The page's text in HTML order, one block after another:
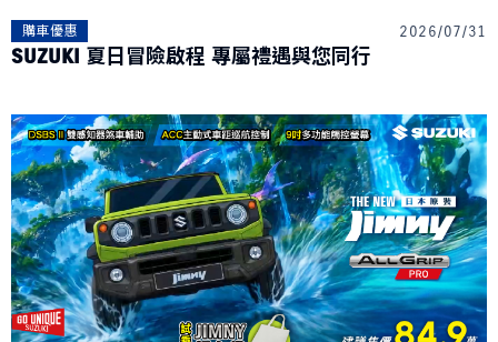
購車優惠 2026/07/31
SUZUKI 夏日冒險啟程 專屬禮遇與您同行